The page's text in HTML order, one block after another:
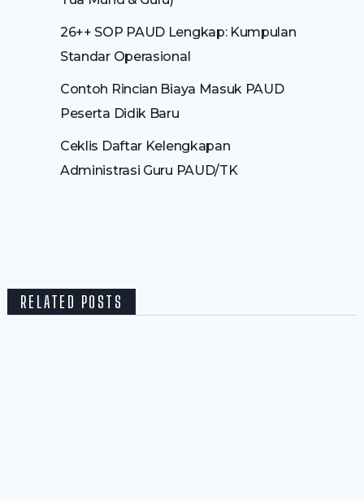
26++ SOP PAUD Lengkap: Kumpulan
Standar Operasional
Contoh Rincian Biaya Masuk PAUD
Peserta Didik Baru
Ceklis Daftar Kelengkapan
Administrasi Guru PAUD/TK
RELATED POSTS